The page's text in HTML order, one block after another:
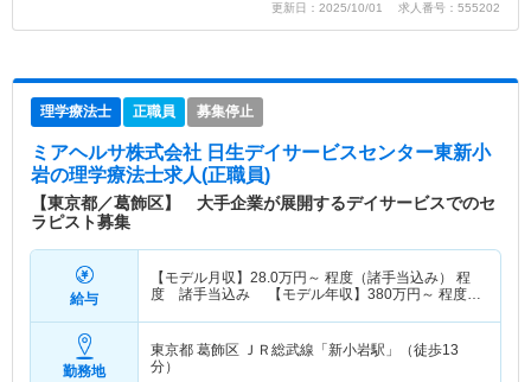
更新日：2025/10/01 求人番号：555202
理学療法士 正職員 募集停止
ミアヘルサ株式会社 日生デイサービスセンター東新小
岩の理学療法士求人(正職員)
【東京都／葛飾区】 大手企業が展開するデイサービスでのセ
ラピスト募集
給与
【モデル月収】 28.0万円～ 程度（諸手当込み） 程
度 諸手当込み 【モデル年収】 380万円～ 程度
勤務地
東京都 葛飾区 ＪＲ総武線「新小岩駅」（徒歩13
分）